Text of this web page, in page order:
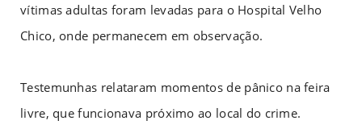
vítimas adultas foram levadas para o Hospital Velho
Chico, onde permanecem em observação.
Testemunhas relataram momentos de pânico na feira
livre, que funcionava próximo ao local do crime.